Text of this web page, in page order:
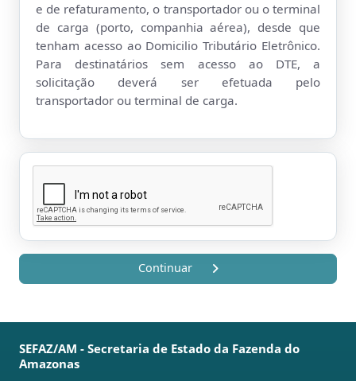
e de refaturamento, o transportador ou o terminal
de carga (porto, companhia aérea), desde que
tenham acesso ao Domicilio Tributário Eletrônico.
Para destinatários sem acesso ao DTE, a
solicitação deverá ser efetuada pelo
transportador ou terminal de carga.
Continuar
SEFAZ/AM - Secretaria de Estado da Fazenda do
Amazonas